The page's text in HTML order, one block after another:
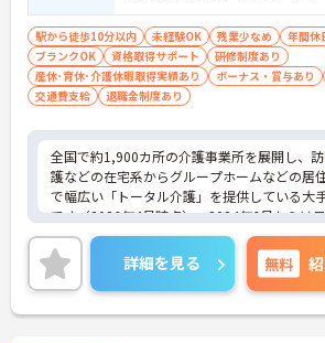
駅から徒歩10分以内 未経験OK 残業少なめ
年間休
ブランクOK
資格取得サポート
研修制度あり
産休･育休･介護休暇取得実績あり
ボーナス・賞与あり
交通費支給
退職金制度あり
全国で約1,900カ所の介護事業所を展開し、
護などの在宅系からグループホームなどの居
で幅広い「トータル介護」を提供している大
です（2026年4月時点）。2024年6月からは
命グループの一員となり、さらに安定した経
のもとでお客様に安心をお届けしています。職
人ひとりの「働きやすさ」と「キャリア」を
する社風が特徴です。福利厚生が非常に充実
り、10歳～18歳のお子様を持つ方への「子ど
詳細を見る 無料